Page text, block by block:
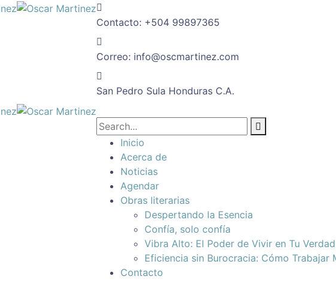
Contacto: +504 99897365
Correo: info@oscmartinez.com
San Pedro Sula Honduras C.A.
Inicio
Acerca de
Noticias
Agendar
Obras literarias
Despertando la Esencia
Confía, solo confía
Vibra Alto: El Poder de Vivir en Tu
Eficiencia sin Burocracia: Cómo Trabajar
Contacto